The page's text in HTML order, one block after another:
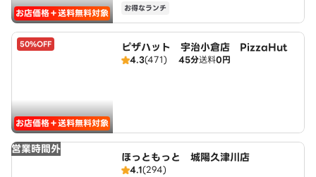
お店価格＋送料無料対象 お得なランチ
50%OFF
お店価格＋送料無料対象
ピザハット 宇治小倉店 PizzaHut
4.3(471) 45分送料0円
営業時間外
ほっともっと 城陽久津川店
4.1(294)